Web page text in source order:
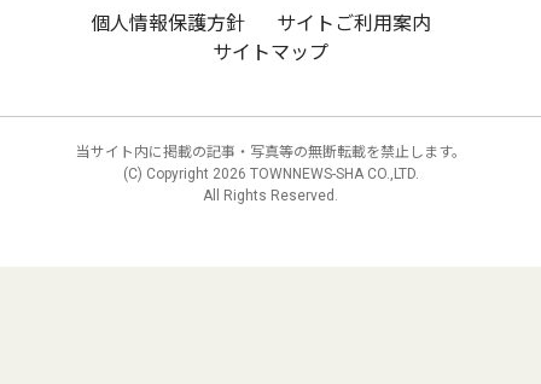
個人情報保護方針
サイトご利用案内
サイトマップ
当サイト内に掲載の記事・写真等の無断転載を禁止します。
(C) Copyright 2026 TOWNNEWS-SHA CO.,LTD.
All Rights Reserved.